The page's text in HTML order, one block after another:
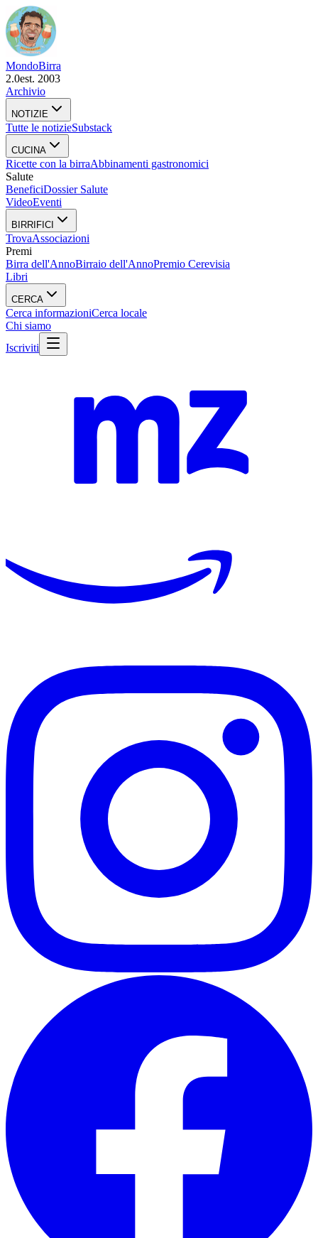
MondoBirra
2.0est. 2003
Archivio
NOTIZIE
Tutte le notizieSubstack
CUCINA
Ricette con la birraAbbinamenti gastronomici
Salute
BeneficiDossier Salute
VideoEventi
BIRRIFICI
TrovaAssociazioni
Premi
Birra dell'AnnoBirraio dell'AnnoPremio Cerevisia
Libri
CERCA
Cerca informazioniCerca locale
Chi siamo
Iscriviti